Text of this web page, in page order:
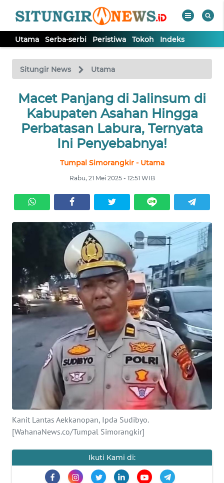
Utama Serba-serbi Peristiwa Tokoh Indeks
Situngir News Utama
Macet Panjang di Jalinsum di
Kabupaten Asahan Hingga
Perbatasan Labura, Ternyata
Ini Penyebabnya!
Tumpal Simorangkir - Utama
Rabu, 21 Mei 2025 - 12:51 WIB
Kanit Lantas Aekkanopan, Ipda Sudibyo.
[WahanaNews.co/Tumpal Simorangkir]
Ikuti Kami di:
TV
Tutup
UTAMA
SERBA-
SERBI
TOKOH
INDEKS
KONTAK
KAMI
INFO
IKLAN
TENTANG
PEDOMAN
MEDIA
SIBER
REDAKSI